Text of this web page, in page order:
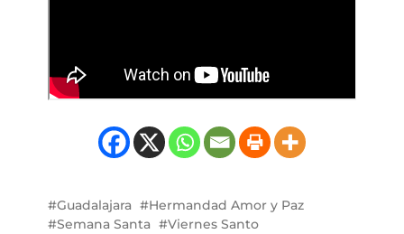
Guadalajara
Hermandad Amor y Paz
Semana Santa
Viernes Santo